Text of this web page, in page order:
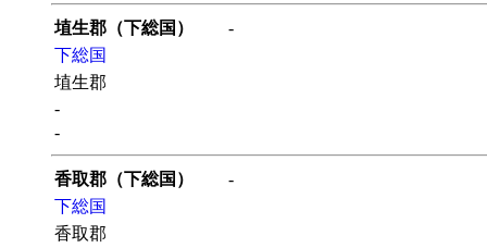
埴生郡（下総国）
-
下総国
埴生郡
-
-
香取郡（下総国）
-
下総国
香取郡